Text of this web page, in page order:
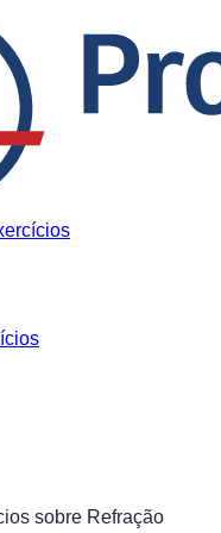
sobre Refração